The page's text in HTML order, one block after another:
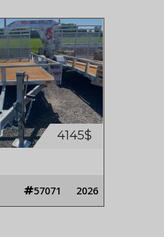
4145$
57071 2026